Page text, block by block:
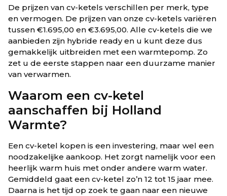
De prijzen van cv-ketels verschillen per merk, type
en vermogen. De prijzen van onze cv-ketels variëren
tussen €1.695,00 en €3.695,00. Alle cv-ketels die we
aanbieden zijn hybride ready en u kunt deze dus
gemakkelijk uitbreiden met een warmtepomp. Zo
zet u de eerste stappen naar een duurzame manier
van verwarmen.
Waarom een cv-ketel
aanschaffen bij Holland
Warmte?
Een cv-ketel kopen is een investering, maar wel een
noodzakelijke aankoop. Het zorgt namelijk voor een
heerlijk warm huis met onder andere warm water.
Gemiddeld gaat een cv-ketel zo’n 12 tot 15 jaar mee.
Daarna is het tijd op zoek te gaan naar een nieuwe